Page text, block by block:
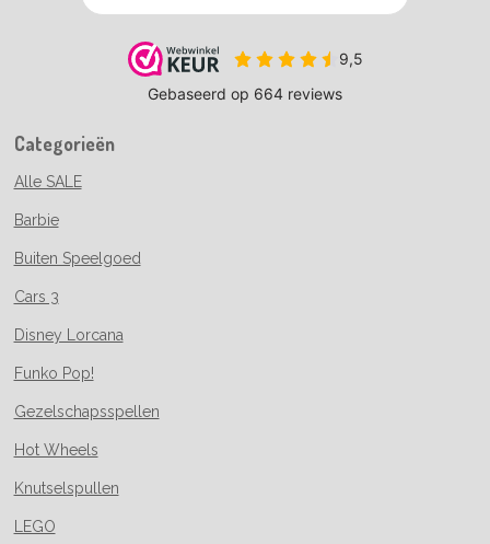
Categorieën
Alle SALE
Barbie
Buiten Speelgoed
Cars 3
Disney Lorcana
Funko Pop!
Gezelschapsspellen
Hot Wheels
Knutselspullen
LEGO